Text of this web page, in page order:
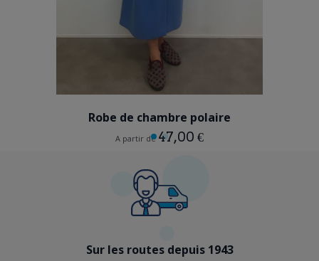
BLEU
Robe de chambre polaire
A partir de 47,00 €
Sur les routes depuis 1943